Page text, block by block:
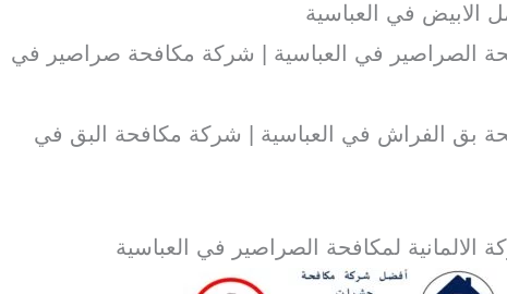
الابيض في العباسية
الصراصير في العباسية | شركة مكافحة صراصير في
بق الفراش في العباسية | شركة مكافحة البق في